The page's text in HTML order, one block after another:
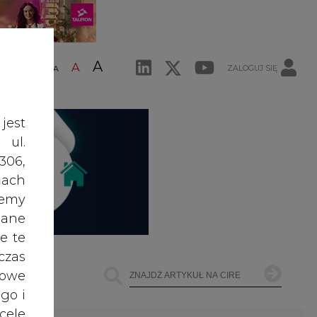
A A A ZALOGUJ SIĘ
ul.
te
i